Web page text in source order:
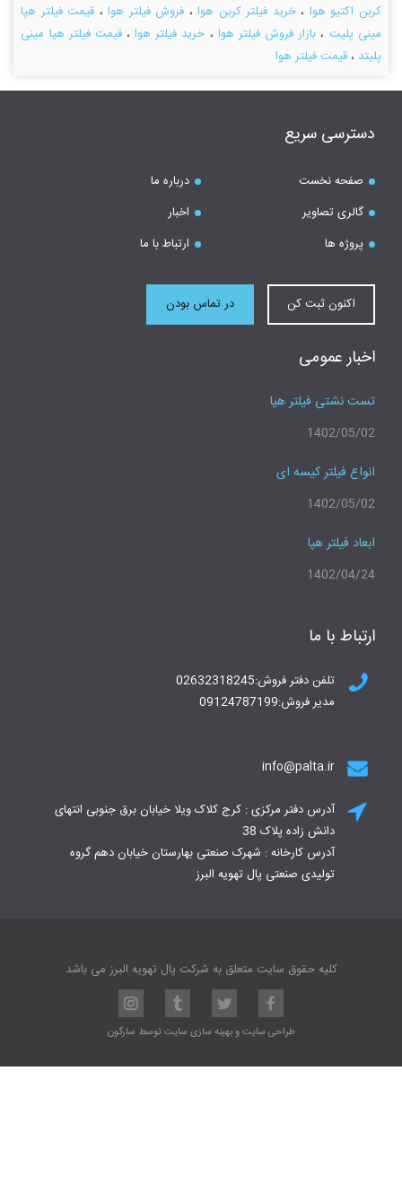
کربن اکتیو هوا ،خرید فیلتر کربن هوا، فروش فیلتر هوا، قیمت فیلتر هپا
مینی پلیت ، بازار فروش فیلتر هوا ، خرید فیلتر هوا،قیمت فیلتر هپا مینی
پلیتد ،قیمت فیلتر هوا
دسترسی سریع
صفحه نخست
درباره ما
گالری تصاویر
اخبار
پروژه ها
ارتباط با ما
اکنون ثبت کن در تماس بودن
اخبار عمومی
تست نشتی فیلتر هپا
1402/05/02
انواع فیلتر کیسه ای
1402/05/02
ابعاد فیلتر هپا
1402/04/24
ارتباط با ما
تلفن دفتر فروش:02632318245
مدیر فروش:09124787199
info@palta.ir
آدرس دفتر مرکزی : کرج کلاک ویلا خیابان برق جنوبی انتهای
دانش زاده پلاک 38
آدرس کارخانه : شهرک صنعتی بهارستان خیابان دهم گروه
تولیدی صنعتی پال تهویه البرز
کلیه حقوق سایت متعلق به شرکت پال تهویه البرز می باشد
طراحی سایتوبهینه سازی سایتتوسط سارگون